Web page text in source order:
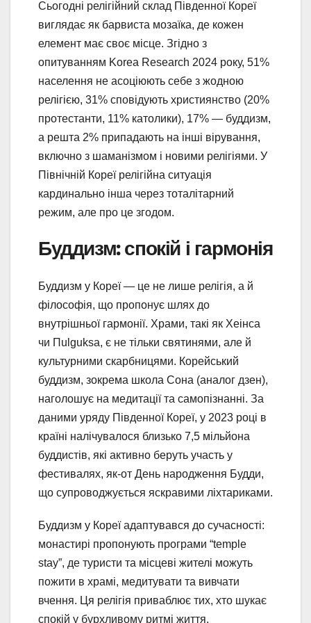
Сьогодні релігійний склад Південної Кореї
виглядає як барвиста мозаїка, де кожен
елемент має своє місце. Згідно з
опитуванням Korea Research 2024 року, 51%
населення не асоціюють себе з жодною
релігією, 31% сповідують християнство (20%
протестанти, 11% католики), 17% — буддизм,
а решта 2% припадають на інші вірування,
включно з шаманізмом і новими релігіями. У
Північній Кореї релігійна ситуація
кардинально інша через тоталітарний
режим, але про це згодом.
Буддизм: спокій і гармонія
Буддизм у Кореї — це не лише релігія, а й
філософія, що пропонує шлях до
внутрішньої гармонії. Храми, такі як Хеінса
чи Пulguksa, є не тільки святинями, але й
культурними скарбницями. Корейський
буддизм, зокрема школа Сона (аналог дзен),
наголошує на медитації та самопізнанні. За
даними уряду Південної Кореї, у 2023 році в
країні налічувалося близько 7,5 мільйона
буддистів, які активно беруть участь у
фестивалях, як-от День народження Будди,
що супроводжується яскравими ліхтариками.
Буддизм у Кореї адаптувався до сучасності:
монастирі пропонують програми “temple
stay”, де туристи та місцеві жителі можуть
пожити в храмі, медитувати та вивчати
вчення. Ця релігія приваблює тих, хто шукає
спокій у бурхливому ритмі життя.